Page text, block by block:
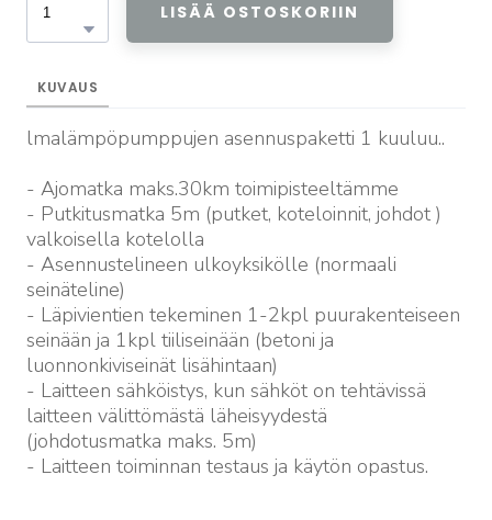
LISÄÄ OSTOSKORIIN
KUVAUS
lmalämpöpumppujen asennuspaketti 1 kuuluu..
- Ajomatka maks.30km toimipisteeltämme
- Putkitusmatka 5m (putket, koteloinnit, johdot )
valkoisella kotelolla
- Asennustelineen ulkoyksikölle (normaali
seinäteline)
- Läpivientien tekeminen 1-2kpl puurakenteiseen
seinään ja 1kpl tiiliseinään (betoni ja
luonnonkiviseinät lisähintaan)
- Laitteen sähköistys, kun sähköt on tehtävissä
laitteen välittömästä läheisyydestä
(johdotusmatka maks. 5m)
- Laitteen toiminnan testaus ja käytön opastus.